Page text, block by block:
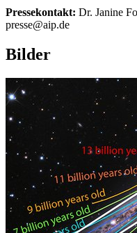
Pressekontakt: Dr. Janine
presse@aip.de
Bilder